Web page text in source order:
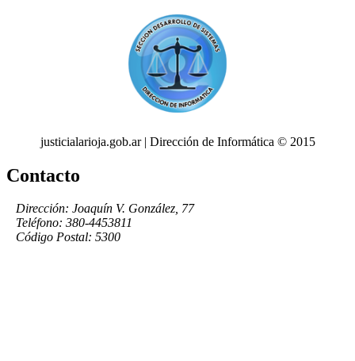
justicialarioja.gob.ar | Dirección de Informática © 2015
Contacto
Dirección: Joaquín V. González, 77
Teléfono: 380-4453811
Código Postal: 5300